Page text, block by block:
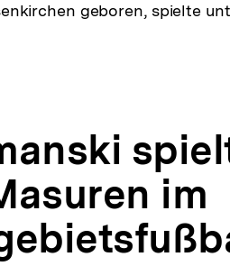
geboren, spielte
im